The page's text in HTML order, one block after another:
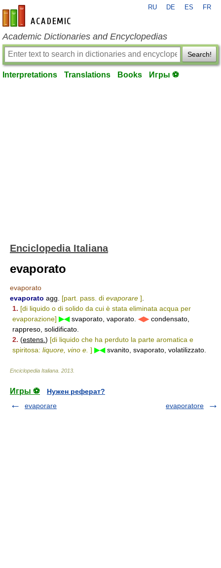
en-academic.com
RU DE ES FR
Academic Dictionaries and Encyclopedias
Search!
Interpretations Translations Books Игры ⚽
Enciclopedia Italiana
evaporato
evaporato
evaporato agg. [part. pass. di evaporare ]
1. [di liquido o di solido da cui è stata eliminata acqua per
evaporazione] ▶◀svaporato, vaporato. ◀▶condensato,
rappreso, solidificato.
2. (estens. ) [di liquido che ha perduto la parte aromatica e
spiritosa: liquore, vino e. ] ▶◀svanito, svaporato, volatilizzato.
Enciclopedia Italiana 2013
Игры ⚽
Нужен реферат?
evaporare
evaporatore